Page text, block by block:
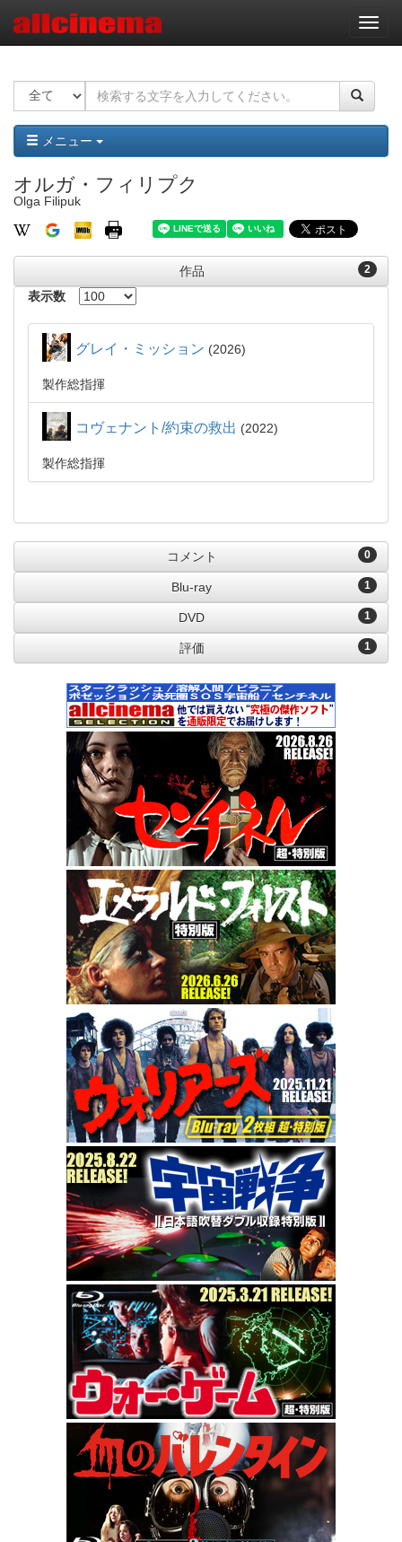
ナ
ビ
ー
ョ
ン
メニュー
オルガ・フィリプク
Olga Filipuk
2
作品
表示数
グレイ・ミッション 2026
製作総指揮
コヴェナント/約束の救出 2022
製作総指揮
0
コメント
1
Blu-ray
1
DVD
1
評価